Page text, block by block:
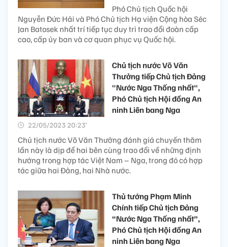
Phó Chủ tịch Quốc hội
Nguyễn Đức Hải và Phó Chủ tịch Hạ viện Cộng hòa Séc
Jan Batosek nhất trí tiếp tục duy trì trao đổi đoàn cấp
cao, cấp ủy ban và cơ quan phục vụ Quốc hội.
Chủ tịch nước Võ Văn
Thưởng tiếp Chủ tịch Đảng
"Nước Nga Thống nhất",
Phó Chủ tịch Hội đồng An
ninh Liên bang Nga
22/05/2023 20:23’
Chủ tịch nước Võ Văn Thưởng đánh giá chuyến thăm
lần này là dịp để hai bên cùng trao đổi về những định
hướng trong hợp tác Việt Nam – Nga, trong đó có hợp
tác giữa hai Đảng, hai Nhà nước.
Thủ tướng Phạm Minh
Chính tiếp Chủ tịch Đảng
“Nước Nga Thống nhất”,
Phó Chủ tịch Hội đồng An
ninh Liên bang Nga